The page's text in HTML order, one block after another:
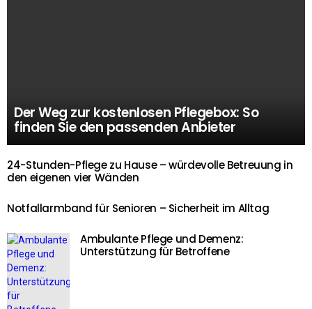
Der Weg zur kostenlosen Pflegebox: So
finden Sie den passenden Anbieter
24-Stunden-Pflege zu Hause – würdevolle Betreuung in
den eigenen vier Wänden
Notfallarmband für Senioren – Sicherheit im Alltag
Ambulante Pflege und Demenz:
Unterstützung für Betroffene